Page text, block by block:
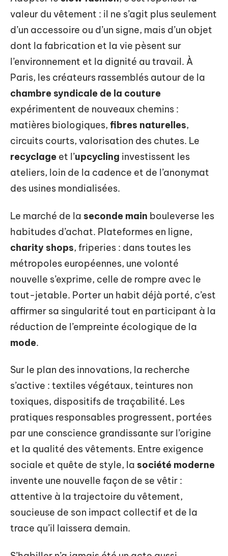
Vers une mode plus responsable : repenser
notre rapport au vêtement
Face à la déferlante consumériste, la
durables’affirme comme une voie à suivre.
Adopter leslow fashion, c’est repenser la
valeur du vêtement : il ne s’agit plus seulement
d’un accessoire ou d’un signe, mais d’un objet
dont la fabrication et la vie pèsent sur
Paris, les créateurs rassemblés autour de la
chambre syndicale de la couture
expérimentent de nouveaux chemins :
matières biologiques,fibres naturelles
circuits courts, valorisation des chutes. Le
recyclageet l’upcyclinginvestissent les
ateliers, loin de la cadence et de l’anonymat
des usines mondialisées.
habitudes d’achat. Plateformes en ligne,
charity shops, friperies : dans toutes les
métropoles européennes, une volonté
nouvelle s’exprime, celle de rompre avec le
tout-jetable. Porter un habit déjà porté, c’est
affirmer sa singularité tout en participant à la
réduction de l’empreinte écologique de la
mode.
Sur le plan des innovations, la recherche
s’active : textiles végétaux, teintures non